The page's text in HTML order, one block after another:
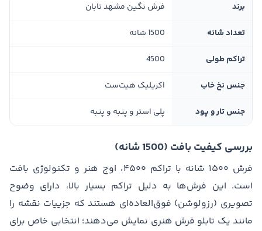
برند فرش نگین مشهد تابان
تعداد شانه 1500 شانه
تراکم طولی 4500
جنس نخ خاب اکریلیک هیت‌ست
جنس تار و پود پلی استر و پنبه و پنبه
بررسی کیفیت بافت (1500 شانه)
فرش ۱۵۰۰ شانه با تراکم ۴۵۰۰، اوج هنر و تکنولوژی بافت
است. این فرش‌ها به دلیل تراکم بسیار بالا، دارای وضوح
تصویری (رزولوشن) فوق‌العاده‌ای هستند که جزییات نقشه را
مانند یک تابلو فرش هنری نمایش می‌دهند؛ انتخابی خاص برای